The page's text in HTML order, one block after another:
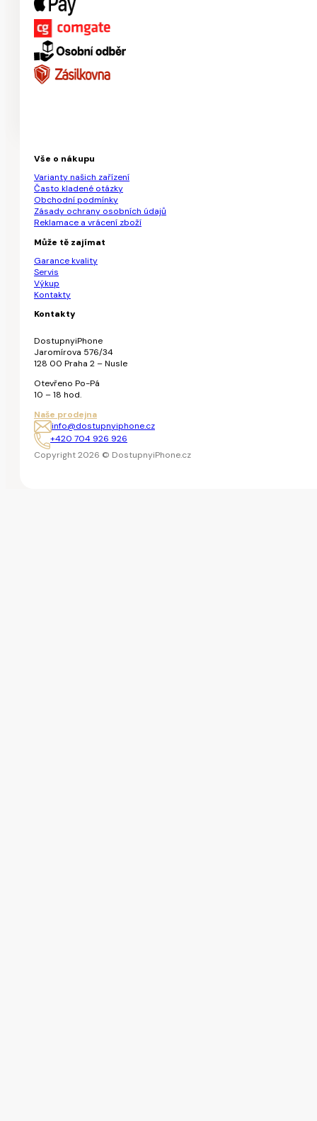
Vše o nákupu
Varianty našich zařízení
Často kladené otázky
Obchodní podmínky
Zásady ochrany osobních údajů
Reklamace a vrácení zboží
Může tě zajímat
Garance kvality
Servis
Výkup
Kontakty
Kontakty
DostupnyiPhone
Jaromírova 576/34
128 00 Praha 2 – Nusle
Otevřeno Po-Pá
10 – 18 hod.
Naše prodejna
info@dostupnyiphone.cz
+420 704 926 926
Copyright 2026 © DostupnyiPhone.cz